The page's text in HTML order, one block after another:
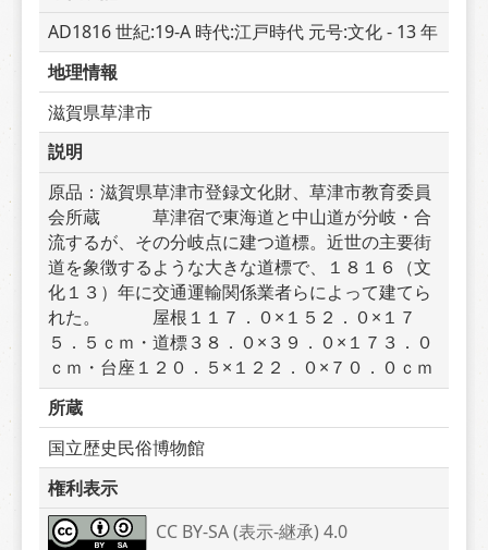
AD1816 世紀:19-A 時代:江戸時代 元号:文化 - 13 年
地理情報
滋賀県草津市
説明
原品：滋賀県草津市登録文化財、草津市教育委員
会所蔵　　　草津宿で東海道と中山道が分岐・合
流するが、その分岐点に建つ道標。近世の主要街
道を象徴するような大きな道標で、１８１６（文
化１３）年に交通運輸関係業者らによって建てら
れた。　　　屋根１１７．０×１５２．０×１７
５．５ｃｍ・道標３８．０×３９．０×１７３．０
ｃｍ・台座１２０．５×１２２．０×７０．０ｃｍ
所蔵
国立歴史民俗博物館
権利表示
CC BY-SA (表示-継承) 4.0